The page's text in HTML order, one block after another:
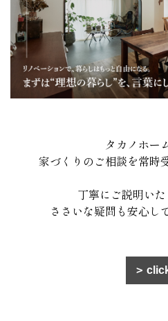
タカノホー
家づくりのご相談を常時
丁寧にご説明いた
ささいな疑問も安心し